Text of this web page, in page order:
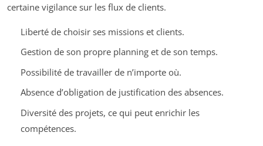
certaine vigilance sur les flux de clients.
Liberté de choisir ses missions et clients.
Gestion de son propre planning et de son temps.
Possibilité de travailler de n’importe où.
Absence d’obligation de justification des absences.
Diversité des projets, ce qui peut enrichir les
compétences.